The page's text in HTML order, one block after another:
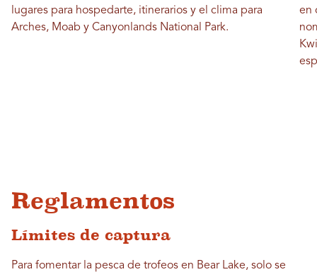
lugares para hospedarte, itinerarios y el clima para
Arches, Moab y Canyonlands National Park.
en
Reglamentos
Límites de captura
Para fomentar la pesca de trofeos en Bear Lake, solo se